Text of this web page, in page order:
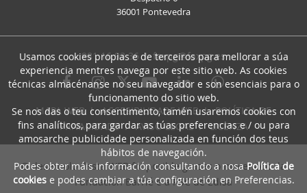
36001 Pontevedra
981 16 93 36 Ifaxpg@faxpg.es
MAPA WEBIACCESIBILIDADE WEBIPOLÍTICA DE
PRIVACIDADEIAVISO LEGALILICENZA
O desenrolo desta WEB foi posible grazas o mecenado da
Fundación Barrié e a RSC de Edisa
Usamos cookies propias e de terceiros para mellorar a súa
experiencia mentres navega por este sitio web. As cookies
técnicas almacénanse no seu navegador e son esenciais para o
funcionamento do sitio web.
Se nos das o teu consentimento, tamén usaremos cookies con
fins analíticos, para gardar as túas preferencias e / ou para
amosarche publicidade personalizada en función dos teus
hábitos de navegación.
Podes obter máis información consultando a nosaPolítica de
cookiese podes cambiar a túa configuración en Preferencias.